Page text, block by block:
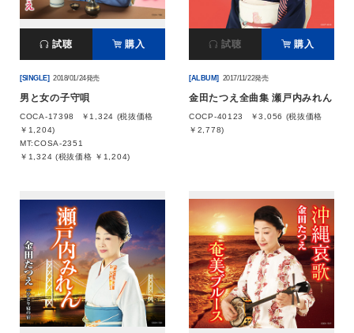
試聴 購入
[SINGLE] 2018/01/24発売
男と女の子守唄
COCA-17398
￥1,324 (税抜価格
￥1,204)
MT:COSA-2351
￥1,324 (税抜価格 ￥1,204)
試聴 購入
[ALBUM] 2017/11/22発売
金田たつえ全曲集 瀬戸内みれん
COCP-40123
￥3,056 (税抜価格
￥2,778)